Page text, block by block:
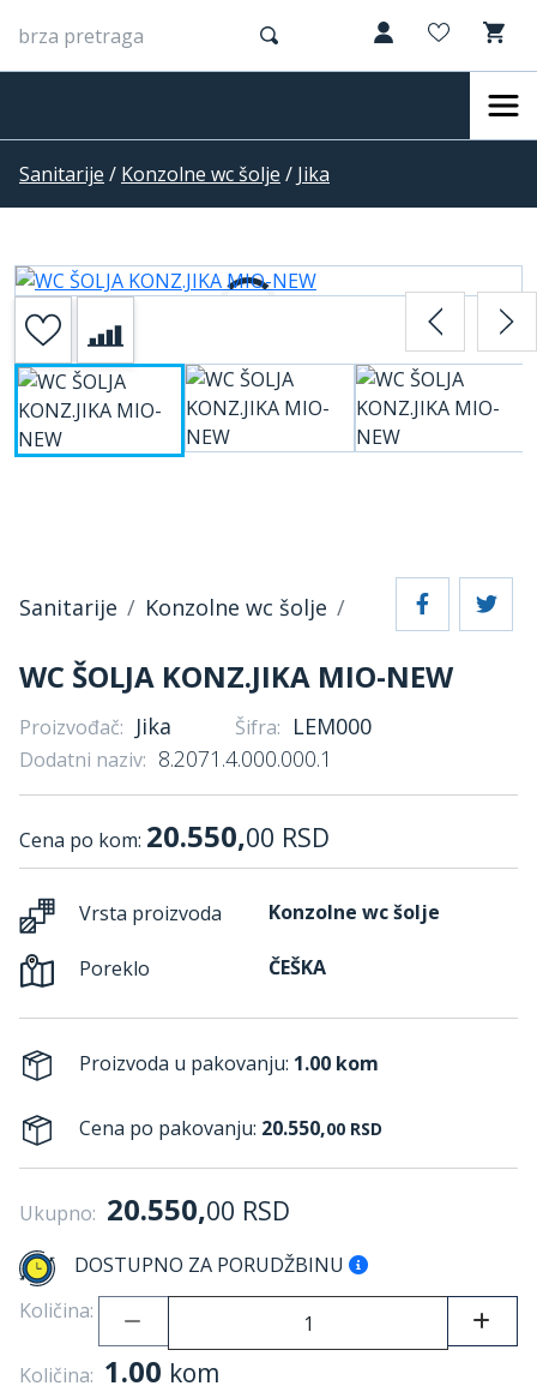
Sanitarije / Konzolne wc šolje / Jika
Sanitarije Konzolne wc šolje
WC ŠOLJA KONZ.JIKA MIO-NEW
Proizvođač: Jika Šifra: LEM000
Dodatni naziv: 8.2071.4.000.000.1
Cena po kom: 20.550,00 RSD
Vrsta proizvoda Konzolne wc šolje
Poreklo ČEŠKA
Proizvoda u pakovanju: 1.00 kom
Cena po pakovanju: 20.550,00 RSD
Ukupno: 20.550,00 RSD
DOSTUPNO ZA PORUDŽBINU
Količina:
Količina: 1.00 kom